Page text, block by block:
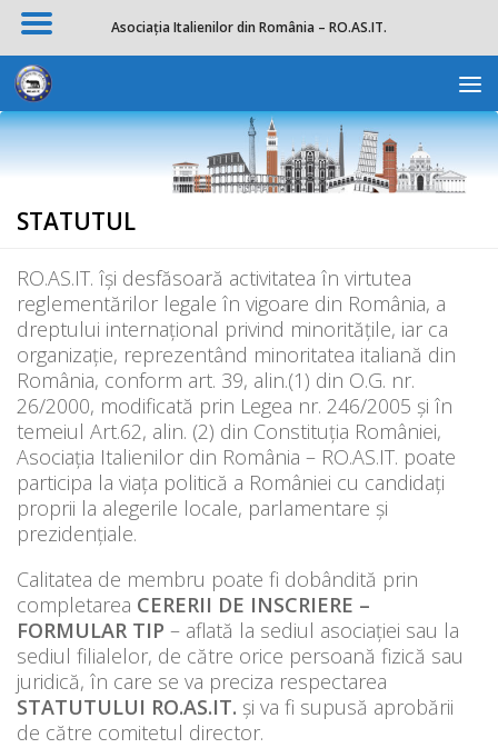
Skip to content
STATUTUL
RO.AS.IT. îşi desfăsoară activitatea în virtutea
reglementărilor legale în vigoare din România, a
dreptului internaţional privind minorităţile, iar ca
organizaţie, reprezentând minoritatea italiană din
România, conform art. 39, alin.(1) din O.G. nr.
26/2000, modificată prin Legea nr. 246/2005 şi în
temeiul Art.62, alin. (2) din Constituţia României,
Asociaţia Italienilor din România – RO.AS.IT. poate
participa la viaţa politică a României cu candidaţi
proprii la alegerile locale, parlamentare şi
prezidenţiale.
Calitatea de membru poate fi dobândită prin
completarea CERERII DE INSCRIERE –
FORMULAR TIP – aflată la sediul asociaţiei sau la
sediul filialelor, de către orice persoană fizică sau
juridică, în care se va preciza respectarea
STATUTULUI RO.AS.IT. şi va fi supusă aprobării
de către comitetul director.
Asociația Italienilor din România – RO.AS.IT.